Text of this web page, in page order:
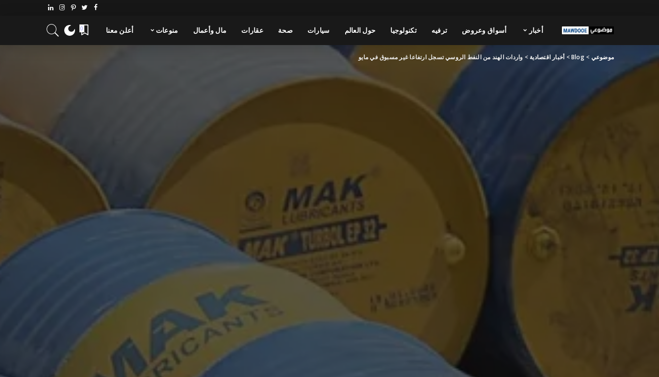
أخبار أسواق وعروض ترفيه تكنولوجيا حول العالم سيارات صحة عقارات مال وأعمال منوعات أعلن معنا 0
موضوعي >
Blog
> أخبار اقتصادية > واردات الهند من النفط الروسي تسجل ارتفاعا غير مسبوق في مايو